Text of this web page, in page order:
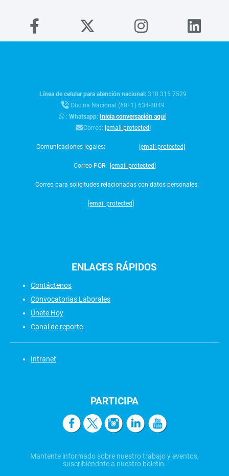
Línea de celular para atención nacional:310 315 7529
Oficina Nacional (60+1) 634-8049
:Whatsapp:Inicia conversación aquí
Correo: [email protected]
Comunicaciones legales: [email protected]
Correo PQR: [email protected]
Correo para solicitudes relacionadas con datos personales:
[email protected]
ENLACES RÁPIDOS
Contáctenos
Convocatorias Laborales
Únete Hoy
Canal de reporte
Intranet
PARTICIPA
Mantente informado sobre nuestro trabajo y eventos,
suscribiéndote a nuestro boletín.